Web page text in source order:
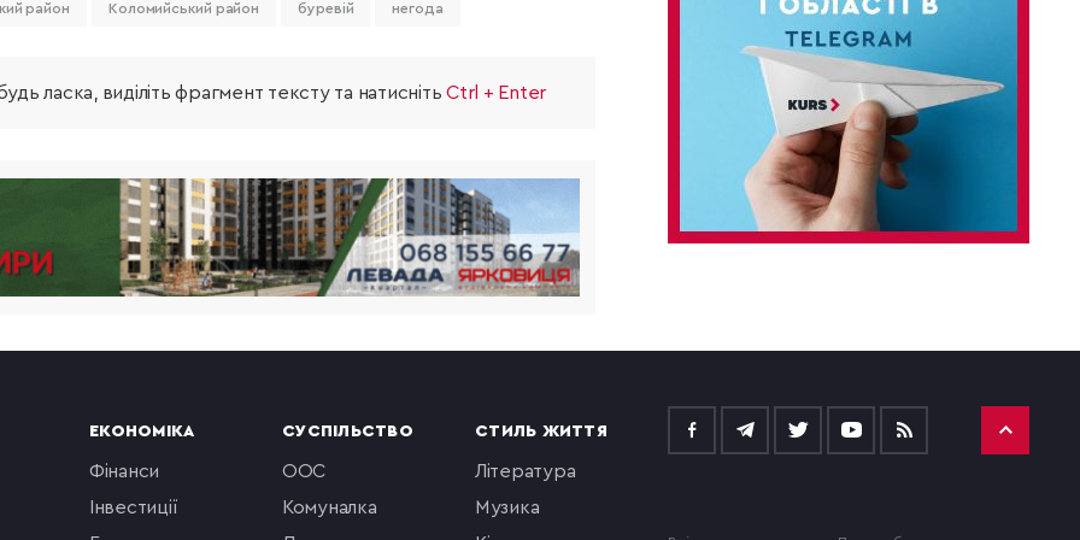
район Коломийський район буревій негода
ласка, виділіть фрагмент тексту та натиснітьCtrl + Enter
ЕКОНОМІКА
фінанси
інвестиції
СУСПІЛЬСТВО
ООС
комуналка
СТИЛЬ ЖИТТЯ
література
музика